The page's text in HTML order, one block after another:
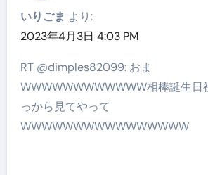
いりごま より:
2023年4月3日 4:03 PM
RT @dimples82099: おま
WWWWWWWWWWWW相棒誕生日
っから見てやって
WWWWWWWWWWWWWWWW